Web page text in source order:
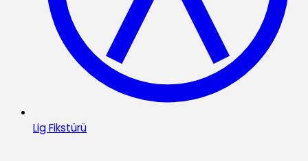
Lig Fikstürü